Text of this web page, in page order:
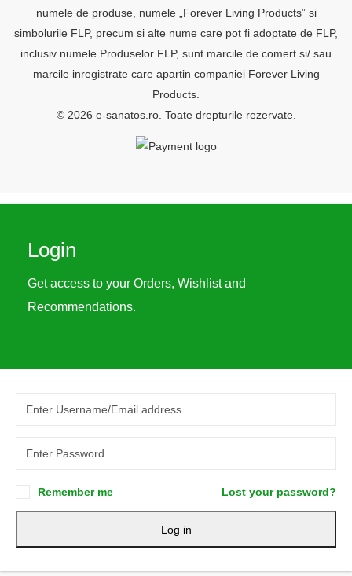
numele de produse, numele „Forever Living Products” si
simbolurile FLP, precum si alte nume care pot fi adoptate de FLP,
inclusiv numele Produselor FLP, sunt marcile de comert si/ sau
marcile inregistrate care apartin companiei Forever Living
Products.
© 2026 e-sanatos.ro. Toate drepturile rezervate.
Login
Get access to your Orders, Wishlist and
Recommendations.
Remember me Lost your password?
Log in